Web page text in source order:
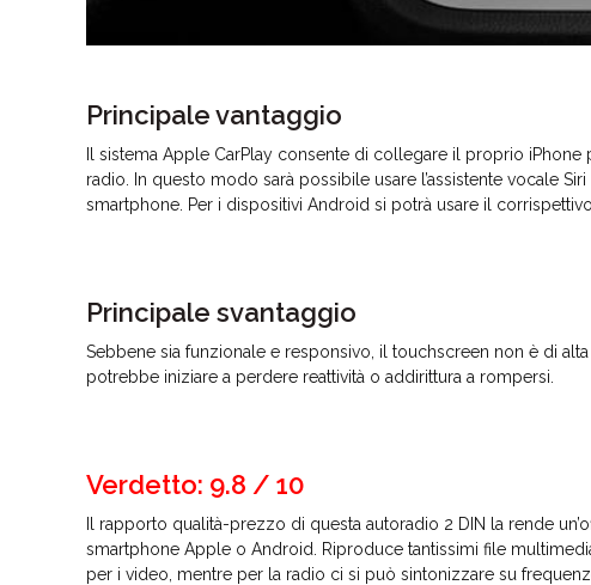
Principale vantaggio
Il sistema Apple CarPlay consente di collegare il proprio
radio. In questo modo sarà possibile usare l’assistente vocale
smartphone. Per i dispositivi Android si potrà usare il
Principale svantaggio
Sebbene sia funzionale e responsivo, il touchscreen non è di
potrebbe iniziare a perdere reattività o addirittura a rompersi.
Verdetto: 9.8 / 10
Il rapporto qualità-prezzo di questa autoradio 2 DIN la rende
smartphone Apple o Android. Riproduce tantissimi file
per i video, mentre per la radio ci si può sintonizzare su